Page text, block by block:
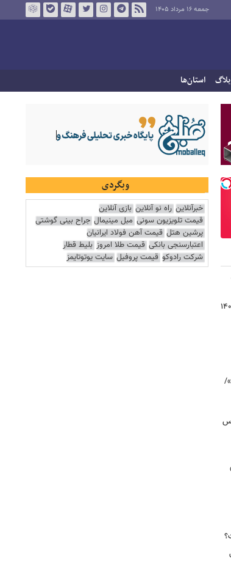
جمعه ۱۶ مرداد ۱۴۰۵
استان‌ها
ام‌اس
وبگردی
خبرآنلاین راه نو آنلاین بازی آنلاین
قیمت تلویزیون سونی مبل مینیمال جراح بینی گوشتی
پرشین هتل قیمت آهن فولاد ایرانیان
اعتبارسنجی بانکی قیمت طلا امروز بلیط قطار
شرکت رادوکو قیمت پروفیل سایت یوتوتایمز